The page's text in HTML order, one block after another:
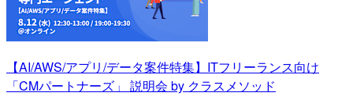
【AI/AWS/アプリ/データ案件特集】ITフリーランス向け
「CMパートナーズ」 説明会 by クラスメソッド